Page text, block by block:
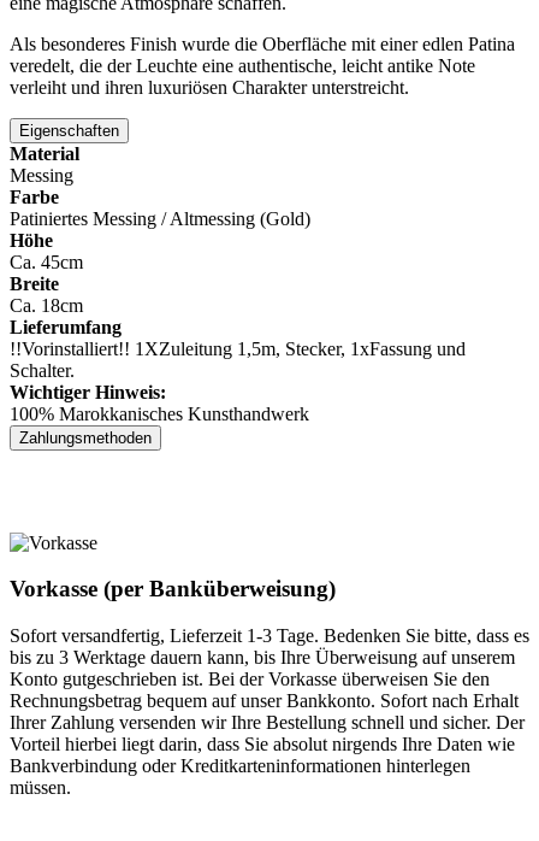
Als besonderes Finish wurde die Oberfläche mit einer edlen Patina
veredelt, die der Leuchte eine authentische, leicht antike Note
verleiht und ihren luxuriösen Charakter unterstreicht.
Eigenschaften
Material
Messing
Farbe
Patiniertes Messing / Altmessing (Gold)
Höhe
Ca. 45cm
Breite
Ca. 18cm
Lieferumfang
!!Vorinstalliert!! 1XZuleitung 1,5m, Stecker, 1xFassung und
Schalter.
Wichtiger Hinweis:
100% Marokkanisches Kunsthandwerk
Zahlungsmethoden
Vorkasse (per Banküberweisung)
Sofort versandfertig, Lieferzeit 1-3 Tage. Bedenken Sie bitte, dass es
bis zu 3 Werktage dauern kann, bis Ihre Überweisung auf unserem
Konto gutgeschrieben ist. Bei der Vorkasse überweisen Sie den
Rechnungsbetrag bequem auf unser Bankkonto. Sofort nach Erhalt
Ihrer Zahlung versenden wir Ihre Bestellung schnell und sicher. Der
Vorteil hierbei liegt darin, dass Sie absolut nirgends Ihre Daten wie
Bankverbindung oder Kreditkarteninformationen hinterlegen
müssen.